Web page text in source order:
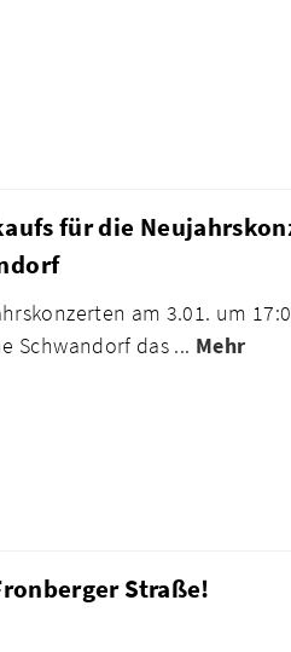
für die
am 3.01. um
Schwandorf das ... Mehr
Straße!